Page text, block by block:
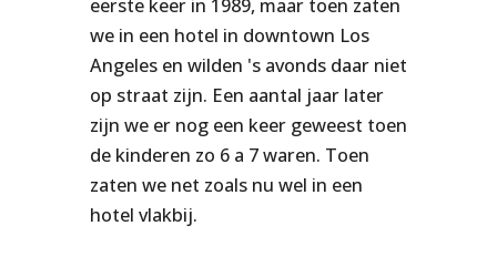
eerste keer in 1989, maar toen zaten
we in een hotel in downtown Los
Angeles en wilden 's avonds daar niet
op straat zijn. Een aantal jaar later
zijn we er nog een keer geweest toen
de kinderen zo 6 a 7 waren. Toen
zaten we net zoals nu wel in een
hotel vlakbij.